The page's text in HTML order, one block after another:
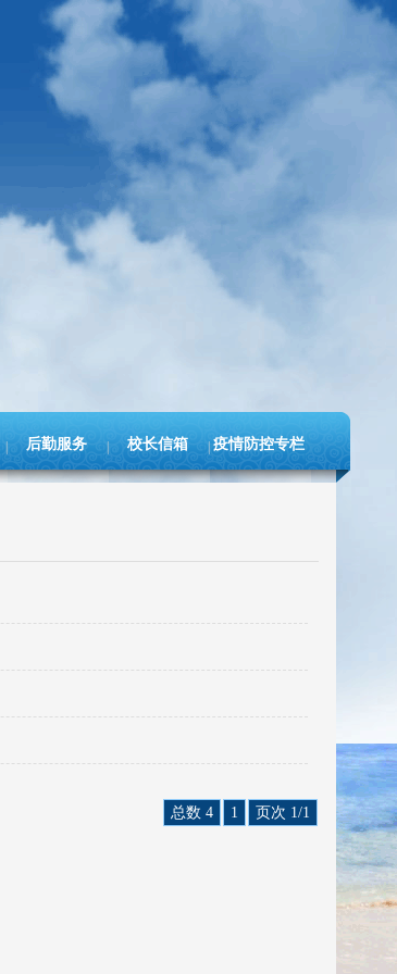
后勤服务 校长信箱 疫情防控专栏
总数 4 1 页次 1/1